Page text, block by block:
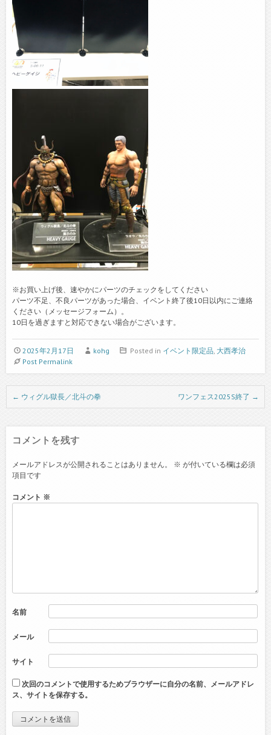
※お買い上げ後、速やかにパーツのチェックをしてください
パーツ不足、不良パーツがあった場合、イベント終了後10日以内にご連絡
ください（メッセージフォーム）。
10日を過ぎますと対応できない場合がございます。
2025年2月17日 kohg Posted in イベント限定品 大西孝治
Post Permalink
Post navigation
← ウィグル獄長／北斗の拳 ワンフェス2025S終了 →
コメントを残す
メールアドレスが公開されることはありません。 ※ が付いている欄は必須
項目です
コメント ※
名前
メール
サイト
次回のコメントで使用するためブラウザーに自分の名前、メールアドレ
ス、サイトを保存する。